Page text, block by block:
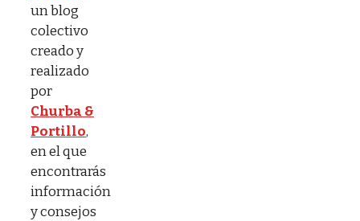
un blog
colectivo
creado y
realizado
por
Churba &
Portillo,
en el que
encontrarás
información
y consejos